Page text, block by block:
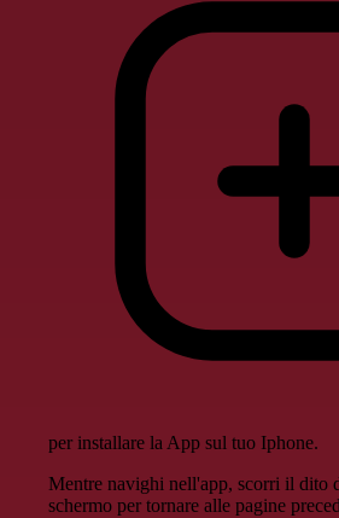
per installare la App sul tuo Iphone.
Mentre navighi nell'app, scorri il dito
schermo per tornare alle pagine